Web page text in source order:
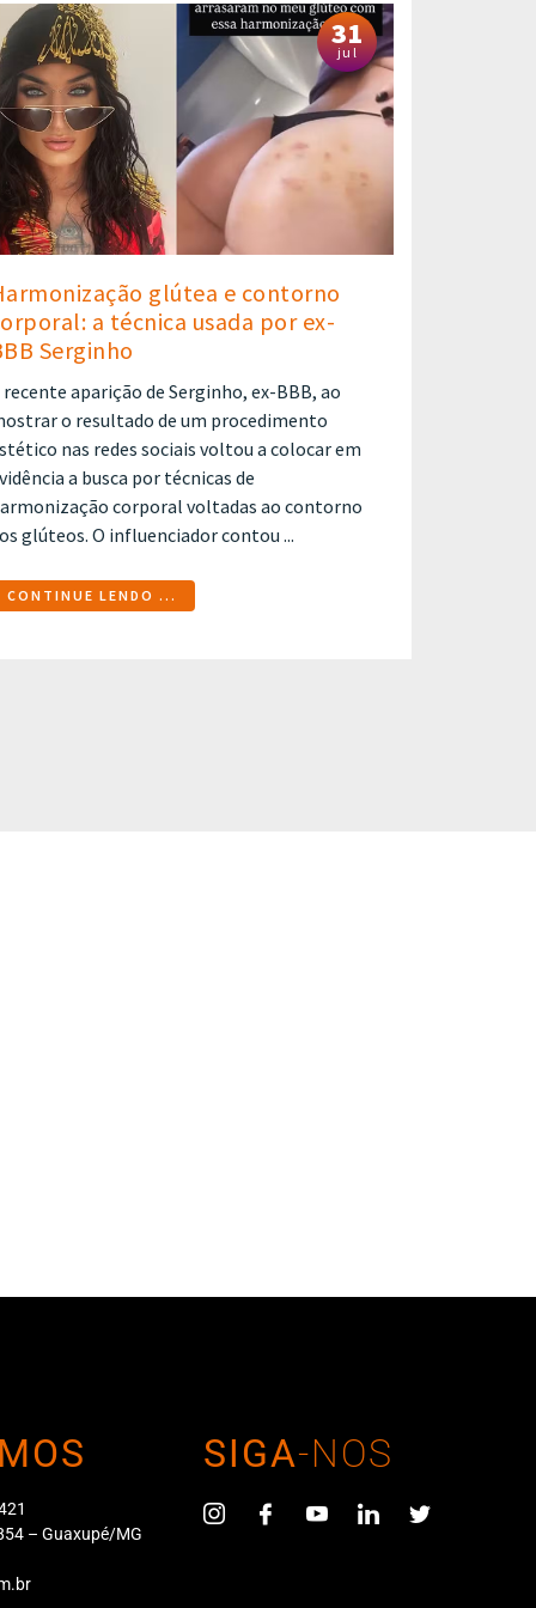
31
jul
glútea e contorno
a técnica usada por ex-
Serginho
recente aparição de Serginho, ex-BBB, ao
o resultado de um procedimento
nas redes sociais voltou a colocar em
a busca por técnicas de
corporal voltadas ao contorno
glúteos. O influenciador contou ...
CONTINUE LENDO ...
– Guaxupé/MG
SIGA-NOS